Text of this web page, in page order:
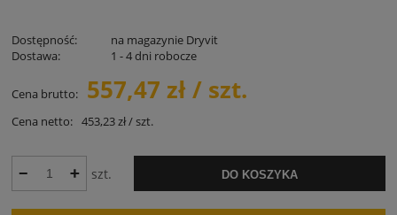
Dostępność:
na magazynie Dryvit
Dostawa:
1 - 4 dni robocze
Cena brutto: 557,47 zł / szt.
Cena netto: 453,23 zł / szt.
szt. DO KOSZYKA